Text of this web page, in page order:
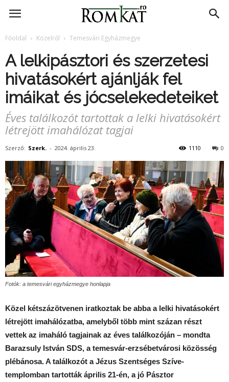
RomKat.ro
Főoldal Közelről Temesvári Egyházmegye
A lelkipásztori és szerzetesi
hivatásokért ajánlják fel
imáikat és jócselekedeteiket
Éves találkozót tartottak a lelki hivatásokért
létrejött imahálózat tagjai
Szerző: Szerk. - 2024. április 23. 0
1110
Fotók: a temesvári egyházmegye honlapja
Közel kétszázötvenen iratkoztak be abba a lelki hivatásokért
létrejött imahálózatba, amelyből több mint százan részt
vettek az imaháló tagjainak az éves találkozóján – mondta
Barazsuly István SDS, a temesvár-erzsébetvárosi közösség
plébánosa. A találkozót a Jézus Szentséges Szíve-
templomban tartották április 21-én, a jó Pásztor